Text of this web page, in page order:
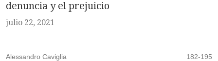
denuncia y el prejuicio
julio 22, 2021
Alessandro Caviglia 182-195